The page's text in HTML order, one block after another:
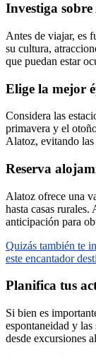
Investiga
Antes de viajar, es
su cultura,
que puedan estar
Elige la mejor
Considera las
primavera y el
Alatoz, evitando
Reserva
Alatoz ofrece una
hasta casas
anticipación para
Quizás también te
este encantador
Planifica tus
Si bien es
espontaneidad y
desde excursiones